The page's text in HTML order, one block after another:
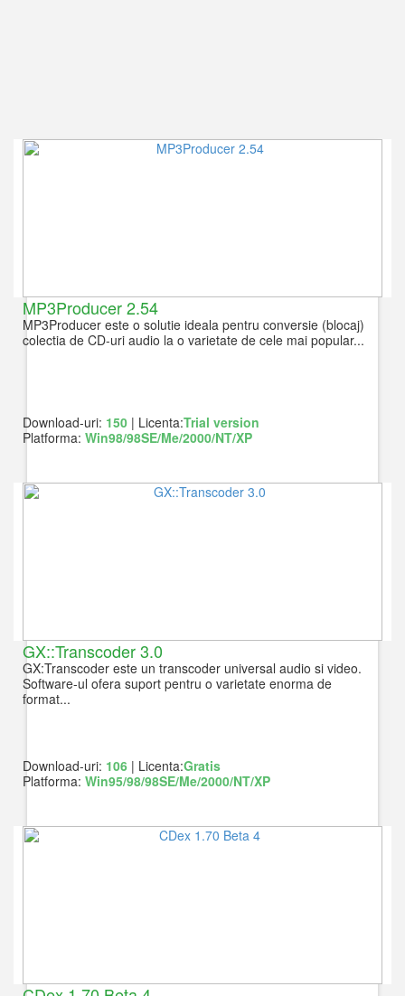
MP3Producer 2.54
MP3Producer este o solutie ideala pentru conversie (blocaj)
colectia de CD-uri audio la o varietate de cele mai popular...
Download-uri: 150 | Licenta:Trial version
Platforma:Win98/98SE/Me/2000/NT/XP
GX::Transcoder 3.0
GX:Transcoder este un transcoder universal audio si video.
Software-ul ofera suport pentru o varietate enorma de
format...
Download-uri: 106 | Licenta:Gratis
Platforma:Win95/98/98SE/Me/2000/NT/XP